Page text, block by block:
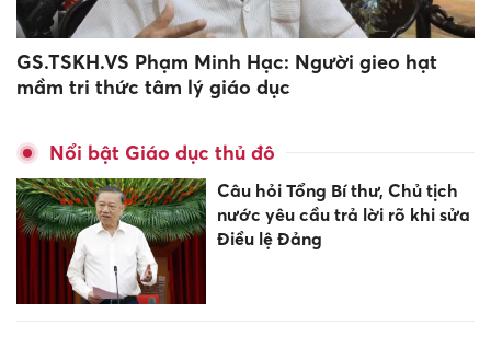
GS.TSKH.VS Phạm Minh Hạc: Người gieo hạt
mầm tri thức tâm lý giáo dục
Nổi bật Giáo dục thủ đô
Câu hỏi Tổng Bí thư, Chủ tịch
nước yêu cầu trả lời rõ khi sửa
Điều lệ Đảng